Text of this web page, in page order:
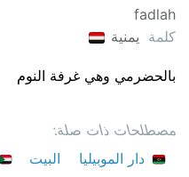
fadlah
كلمة يمنية
بالحضرمي وهي غرفة النوم
مصطلحات ذات صلة:
دار الموبيليا
البيت